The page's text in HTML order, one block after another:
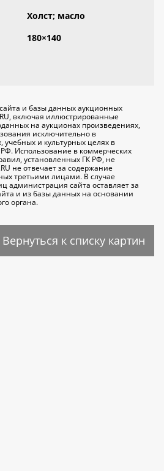
Холст; масло
180×140
и базы данных аукционных
включая иллюстрированные
на аукционах произведениях,
исключительно в
и культурных целях в
РФ. Использование в коммерческих
установленных ГК РФ, не
не отвечает за содержание
третьими лицами. В случае
администрация сайта оставляет за
и из базы данных на основании
органа.
Вернуться к списку картин